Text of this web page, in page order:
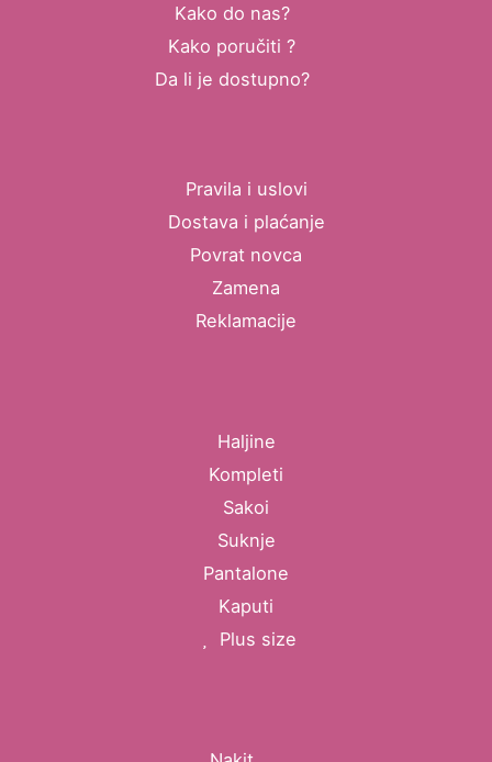
Kako do nas?
Kako poručiti ?
Da li je dostupno?
Pravila i uslovi
Dostava i plaćanje
Povrat novca
Zamena
Reklamacije
Haljine
Kompleti
Sakoi
Suknje
Pantalone
Kaputi
Plus size